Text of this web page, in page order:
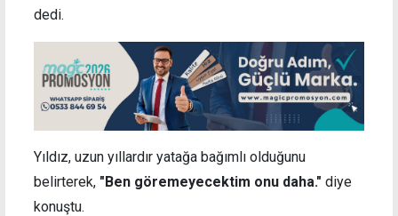
dedi.
Yıldız, uzun yıllardır yatağa bağımlı olduğunu
belirterek, "Ben göremeyecektim onu daha." diye
konuştu.